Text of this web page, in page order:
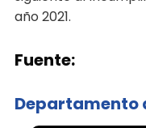
año 2021.
Fuente:
Departamento